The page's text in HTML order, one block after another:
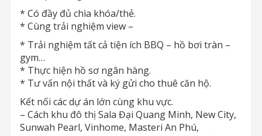
* Có đầy đủ chìa khóa/thẻ.
* Cùng trải nghiệm view –
* Trải nghiệm tất cả tiện ích BBQ – hồ bơi tràn –
gym…
* Thực hiện hồ sơ ngân hàng.
* Tư vấn nội thất và ký gửi cho thuê căn hộ.
Kết nối các dự án lớn cùng khu vực.
– Cách khu đô thị Sala Đại Quang Minh, New City,
Sunwah Pearl, Vinhome, Masteri An Phú,